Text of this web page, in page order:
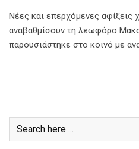
Νέες και επερχόμενες αφίξεις
αναβαθμίσουν τη λεωφόρο
παρουσιάστηκε στο κοινό με